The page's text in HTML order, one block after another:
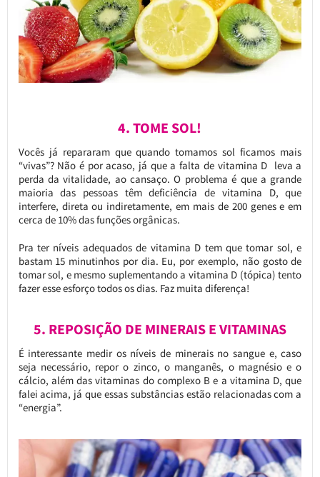
4. TOME SOL!
Vocês já repararam que quando tomamos sol ficamos mais
“vivas”? Não é por acaso, já que a falta de vitamina D leva a
perda da vitalidade, ao cansaço. O problema é que a grande
maioria das pessoas têm deficiência de vitamina D, que
interfere, direta ou indiretamente, em mais de 200 genes e em
cerca de 10% das funções orgânicas.
Pra ter níveis adequados de vitamina D tem que tomar sol, e
bastam 15 minutinhos por dia. Eu, por exemplo, não gosto de
tomar sol, e mesmo suplementando a vitamina D (tópica) tento
fazer esse esforço todos os dias. Faz muita diferença!
5. REPOSIÇÃO DE MINERAIS E VITAMINAS
É interessante medir os níveis de minerais no sangue e, caso
seja necessário, repor o zinco, o manganês, o magnésio e o
cálcio, além das vitaminas do complexo B e a vitamina D, que
falei acima, já que essas substâncias estão relacionadas com a
“energia”.